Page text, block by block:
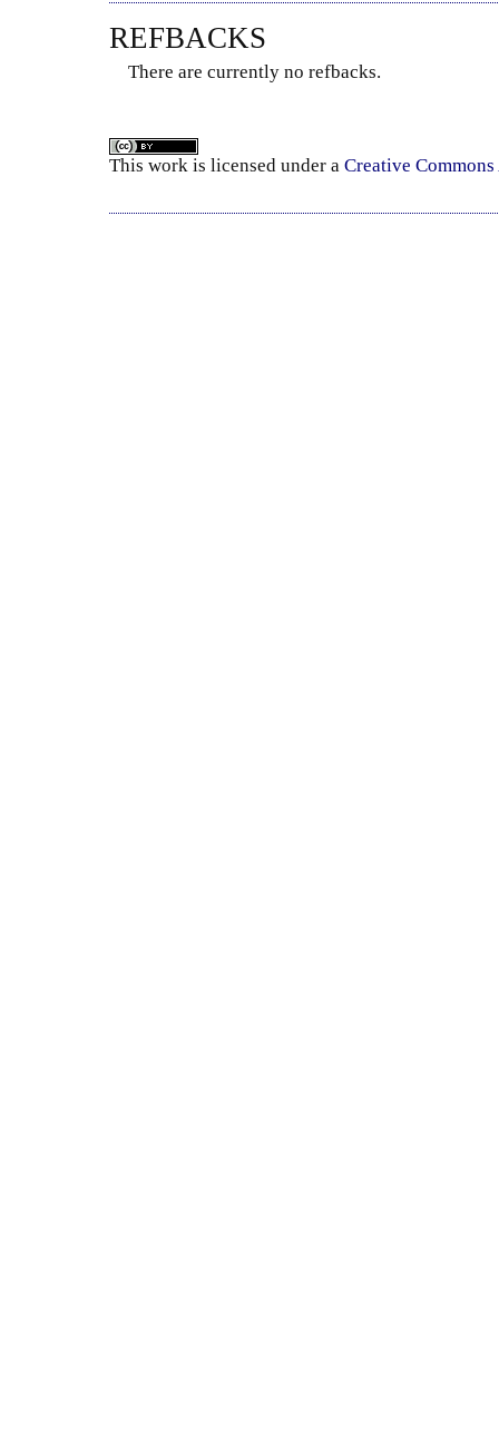
REFBACKS
There are currently no refbacks.
This work is licensed under a Creative